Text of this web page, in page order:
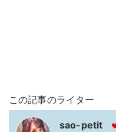
この記事のライター
sao-petit